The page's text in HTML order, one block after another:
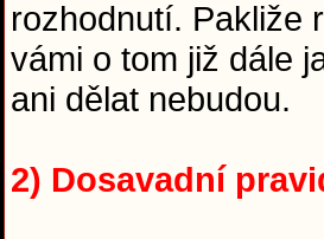
rozhodnutí. Pakliže
vámi o tom již dále
ani dělat nebudou.
2) Dosavadní